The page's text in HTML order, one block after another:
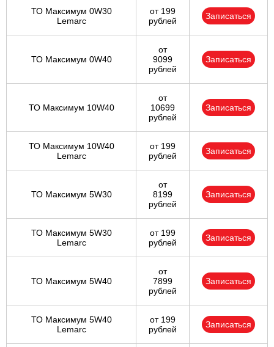
ТО Максимум 0W30
Lemarc
от 199
рублей
Записаться
ТО Максимум 0W40
от
9099
рублей
Записаться
ТО Максимум 10W40
от
10699
рублей
Записаться
ТО Максимум 10W40
Lemarc
от 199
рублей
Записаться
ТО Максимум 5W30
от
8199
рублей
Записаться
ТО Максимум 5W30
Lemarc
от 199
рублей
Записаться
ТО Максимум 5W40
от
7899
рублей
Записаться
ТО Максимум 5W40
Lemarc
от 199
рублей
Записаться